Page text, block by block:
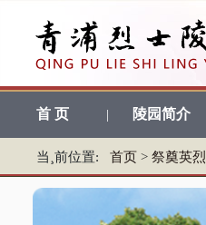
首 页 | 陵园简介
当¸前位置: 首页 > 祭奠英烈